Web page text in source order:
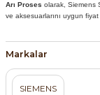
Supply)
Taşıma Sistemleri - Spiral
Arı Proses olarak, Siemens
ve aksesuarlarını uygun
Markalar
SIEMENS